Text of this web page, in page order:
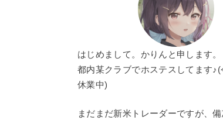
はじめまして。かりんと申します。
都内某クラブでホステスしてます♪(
休業中)
まだまだ新米トレーダーですが、